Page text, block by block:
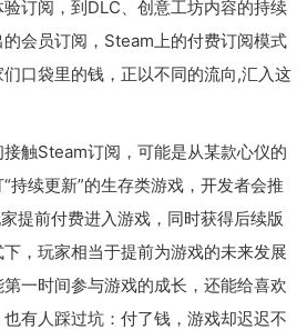
订阅，到DLC、创意工坊内容的持续
会员订阅，Steam上的付费订阅模式
口袋里的钱，正以不同的流向,汇入这
触Steam订阅，可能是从某款心仪的
持续更新”的生存类游戏，开发者会推
提前付费进入游戏，同时获得后续版
，玩家相当于提前为游戏的未来发展
一时间参与游戏的成长，还能给喜欢
有人踩过坑：付了钱，游戏却迟迟不